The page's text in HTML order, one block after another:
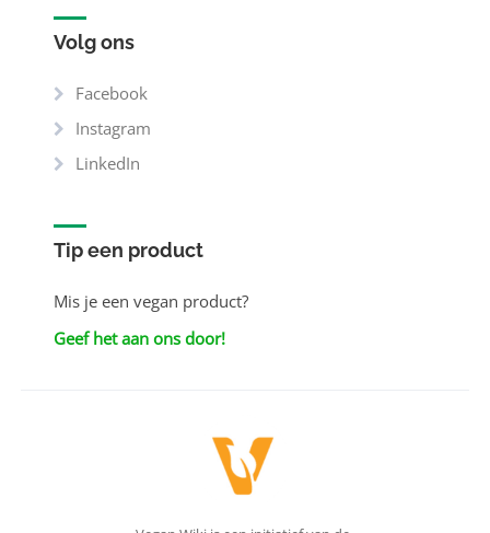
Volg ons
Facebook
Instagram
LinkedIn
Tip een product
Mis je een vegan product?
Geef het aan ons door!